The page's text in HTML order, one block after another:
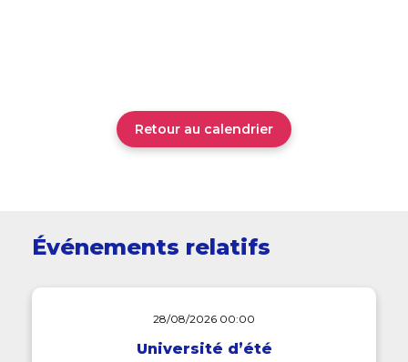
Retour au calendrier
Événements relatifs
28/08/2026 00:00
Université d’été